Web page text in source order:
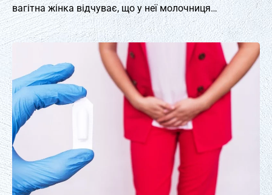
вагітна жінка відчуває, що у неї молочниця…